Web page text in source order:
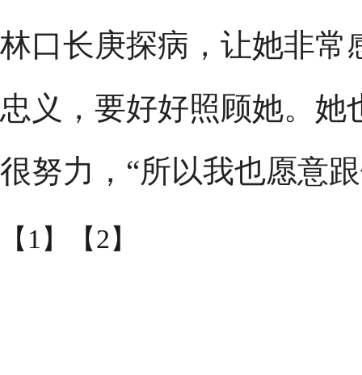
林口长庚探病，让她非常
忠义，要好好照顾她。
很努力，“所以我也愿意
【1】 【2】